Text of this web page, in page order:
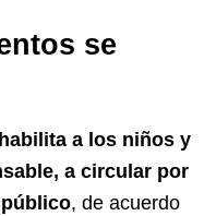
se
a los niños y
a circular por
, de acuerdo